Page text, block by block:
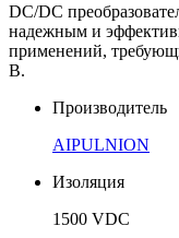
DC/DC
надежным и
применений,
В.
Производитель
AIPULNION
Изоляция
1500 VDC